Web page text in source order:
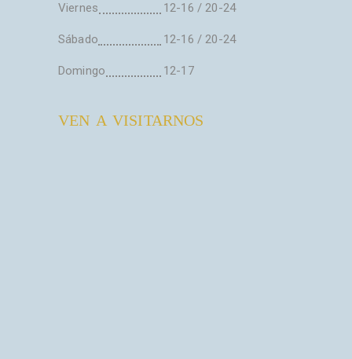
Viernes 12-16 / 20-24
Sábado 12-16 / 20-24
Domingo 12-17
VEN A VISITARNOS